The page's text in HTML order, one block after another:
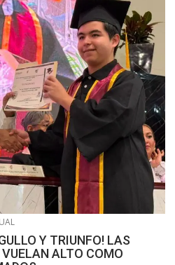
Y TRIUNFO! LAS
ALTO COMO